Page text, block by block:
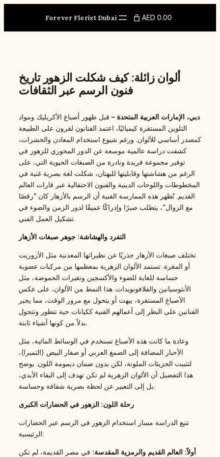
Forever Florist Dubai AED 0.00
ألوان زائلة: كيف شكلت الزهور تاريخ
فنون الرسم عبر الثقافات
دبي، الإمارات العربية المتحدة – قبل ظهور أصباغ الأكريليك ومواد
التلوين المستقرة كيميائيًا، اعتمد الفنانون لقرون على الطبيعة
كمصدر أساسي للألوان. ورغم شيوع استخدام المعادن والحشرات،
كشفت دراسة عالمية موسعة عن الدور المحوري للزهور في
توفير مجموعة فريدة ونادرة من الصبغات الحيوية التي، على
الرغم من هشاشتها وقابليتها للبهتان، شكلت لغة بصرية غنية في
المخطوطات واللوحات الدينية والفنون الاحتفالية عبر قارات العالم
القديم. تُظهر هذه الممارسة الفنية أن الرسم بالأزهار كان “رقصًا
مع الزوال”، يتطلب صبرًا وإدراكًا عميقًا لدور الزمن والضوء في
تشكيل العمل الفني.
التفرد والهشاشة: جوهر صبغات الأزهار
تختلف صبغات الأزهار جذريًا عن نظيراتها المعدنية مثل الأزوريت
أو المغرة. تستمد الألوان الزهرية بمعظمها من مركبات عضوية
حساسة للغاية للضوء والأكسجين وتغيرات الحموضة، مثل
الأنثوسيانين والفلافونويدات. هذا النمط من الألوان، على عكس
الأصباغ المستقرة، يبهت أو يتحول مع مرور الوقت، مما يجبر
الفنانين على النظر إلى أعمالهم الفنية ككيانات حية تتطور وتتحول
بدلاً من كونها أشياء ثابتة.
وعادة ما كانت هذه الأصباغ تستخدم في الوسائط المائية، مثل
الأحبار المضافة إلى الصمغ العربي أو صفار البيض (التمبرا)،
لتثبيت الجزيئات الملونة، لكن بدون ضمان ديمومة اللون. يوضح
هذا التفضيل أن الألوان الزهرية لم تكن تهدف إلى البقاء الأبدي،
بل إلى التعبير عن لحظة بصرية شفافة وحساسة.
رحلة اللون: الزهور في الحضارات الكبرى
تتبع الدراسة مسار استخدام الزهور في الرسم عبر الحضارات
الرئيسية:
أولاً: العالم القديم والرمزية المقدسة: في مصر القديمة، لم تكن